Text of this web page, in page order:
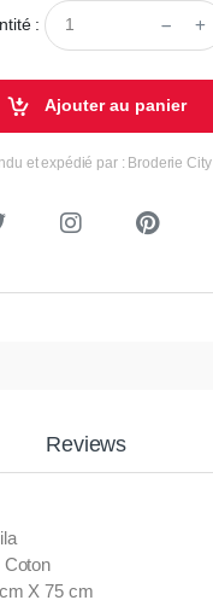
:
Ajouter au panier
et expédié par : Broderie City
Reviews
Coton
X 75 cm